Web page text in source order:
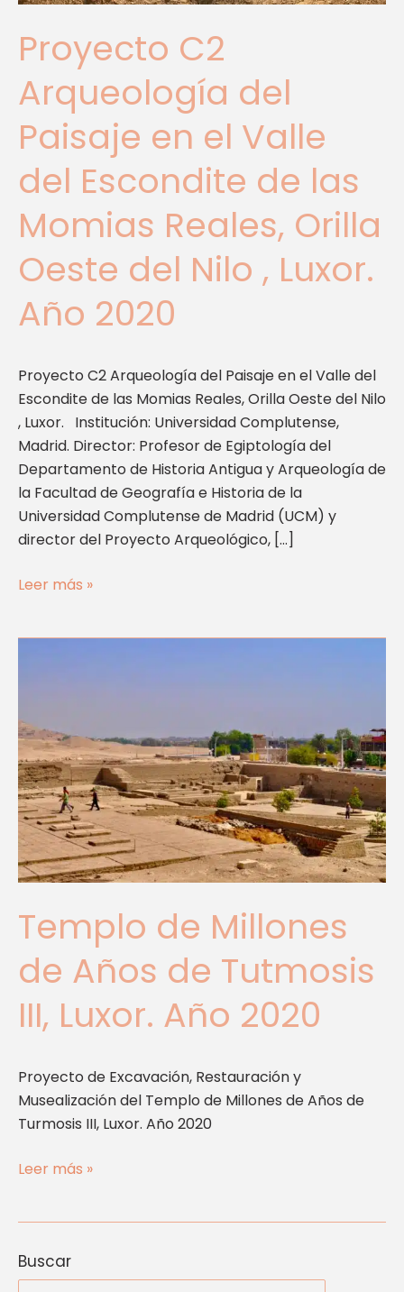
Buscar
Proyecto C2
Arqueología del
Paisaje en el Valle
del Escondite de las
Momias Reales, Orilla
Oeste del Nilo , Luxor.
Año 2020
Proyecto C2 Arqueología del Paisaje en el Valle del
Escondite de las Momias Reales, Orilla Oeste del Nilo
, Luxor. Institución: Universidad Complutense,
Madrid. Director: Profesor de Egiptología del
Departamento de Historia Antigua y Arqueología de
la Facultad de Geografía e Historia de la
Universidad Complutense de Madrid (UCM) y
director del Proyecto Arqueológico, […]
Escondite
las
Momias
Reales,
Orilla
Oeste
del
Nilo
Luxor.
Año
2020
Leer más »
Templo de Millones
de Años de Tutmosis
III, Luxor. Año 2020
Proyecto de Excavación, Restauración y
Musealización del Templo de Millones de Años de
Turmosis III, Luxor. Año 2020
de
Años
de
Tutmosis
III,
Luxor.
Año
2020
Leer más »